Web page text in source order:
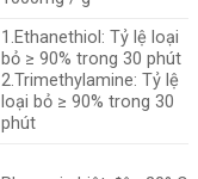
1.Ethanethiol: Tỷ lệ loại
bỏ ≥ 90% trong 30 phút
2.Trimethylamine: Tỷ lệ
loại bỏ ≥ 90% trong 30
phút